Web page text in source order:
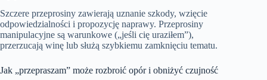
Szczere przeprosiny zawierają uznanie szkody, wzięcie
odpowiedzialności i propozycję naprawy. Przeprosiny
manipulacyjne są warunkowe („jeśli cię uraziłem”),
przerzucają winę lub służą szybkiemu zamknięciu tematu.
Jak „przepraszam” może rozbroić opór i obniżyć czujność